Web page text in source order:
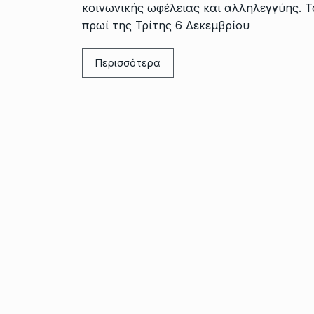
κοινωνικής ωφέλειας και αλληλεγγύης.
πρωί της Τρίτης 6 Δεκεμβρίου
Περισσότερα